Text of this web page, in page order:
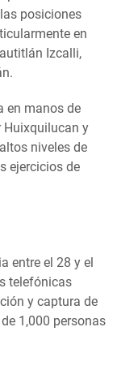
posiciones
en
Izcalli,
en manos de
Huixquilucan y
niveles de
ejercicios de
entre el 28 y el
telefónicas
y captura de
1,000 personas